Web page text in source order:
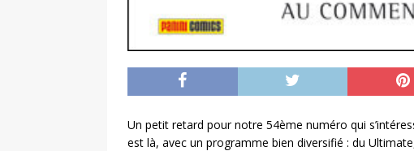
Un petit retard pour notre 54ème numéro qui
est là, avec un programme bien diversifié : du